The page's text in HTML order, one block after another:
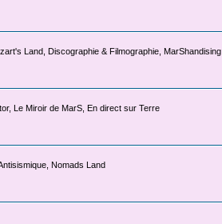
Land, Discographie & Filmographie, MarShandising
Le Miroir de MarS, En direct sur Terre
Nomads Land